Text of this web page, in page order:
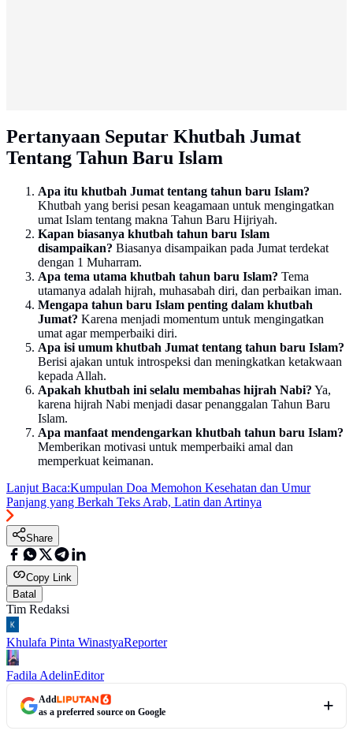
Pertanyaan Seputar Khutbah Jumat
Tentang Tahun Baru Islam
Apa itu khutbah Jumat tentang tahun baru Islam?
Khutbah yang berisi pesan keagamaan untuk mengingatkan
umat Islam tentang makna Tahun Baru Hijriyah.
Kapan biasanya khutbah tahun baru Islam
disampaikan? Biasanya disampaikan pada Jumat terdekat
dengan 1 Muharram.
Apa tema utama khutbah tahun baru Islam? Tema
utamanya adalah hijrah, muhasabah diri, dan perbaikan iman.
Mengapa tahun baru Islam penting dalam khutbah
Jumat? Karena menjadi momentum untuk mengingatkan
umat agar memperbaiki diri.
Apa isi umum khutbah Jumat tentang tahun baru Islam?
Berisi ajakan untuk introspeksi dan meningkatkan ketakwaan
kepada Allah.
Apakah khutbah ini selalu membahas hijrah Nabi? Ya,
karena hijrah Nabi menjadi dasar penanggalan Tahun Baru
Islam.
Apa manfaat mendengarkan khutbah tahun baru Islam?
Memberikan motivasi untuk memperbaiki amal dan
memperkuat keimanan.
Lanjut Baca:Kumpulan Doa Memohon Kesehatan dan Umur
Panjang yang Berkah Teks Arab, Latin dan Artinya
Share
Copy Link
Batal
Tim Redaksi
Khulafa Pinta WinastyaReporter
Fadila AdelinEditor
Add
as a preferred source on Google